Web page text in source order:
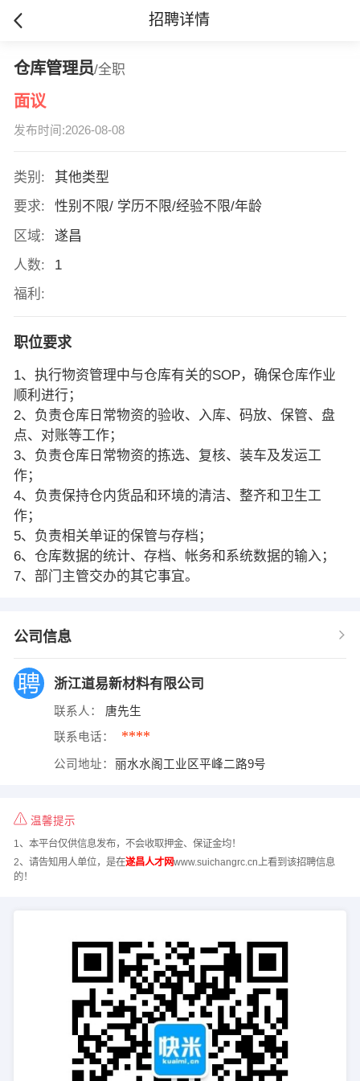
招聘详情
仓库管理员/全职
面议
发布时间:2026-08-08
类别:
其他类型
要求:
性别不限/ 学历不限/经验不限/年龄
区域:
遂昌
人数:
1
福利:
职位要求
1、执行物资管理中与仓库有关的SOP，确保仓库作业
顺利进行；
2、负责仓库日常物资的验收、入库、码放、保管、盘
点、对账等工作；
3、负责仓库日常物资的拣选、复核、装车及发运工
作；
4、负责保持仓内货品和环境的清洁、整齐和卫生工
作；
5、负责相关单证的保管与存档；
6、仓库数据的统计、存档、帐务和系统数据的输入；
7、部门主管交办的其它事宜。
公司信息
浙江道易新材料有限公司
联系人： 唐先生
联系电话： ****
公司地址： 丽水水阁工业区平峰二路9号
温馨提示
1、本平台仅供信息发布，不会收取押金、保证金均！
2、请告知用人单位，是在遂昌人才网www.suichangrc.cn上看到该招聘信息
的！